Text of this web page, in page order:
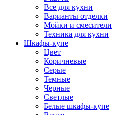
Все для кухни
Варианты отделки
Мойки и смесители
Техника для кухни
Шкафы-купе
Цвет
Коричневые
Серые
Темные
Черные
Светлые
Белые шкафы-купе